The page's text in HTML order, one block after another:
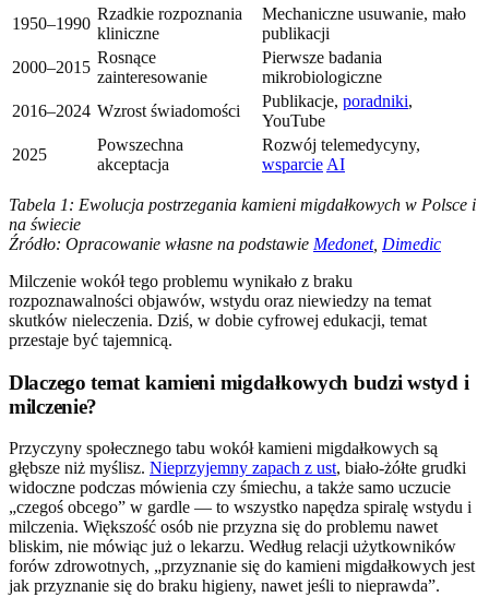
1950–1990
Rzadkie rozpoznania
kliniczne
Mechaniczne usuwanie, mało
publikacji
2000–2015
Rosnące
zainteresowanie
Pierwsze badania
mikrobiologiczne
2016–2024 Wzrost świadomości
Publikacje, poradniki,
YouTube
2025
Powszechna
akceptacja
Rozwój telemedycyny,
wsparcie AI
Tabela 1: Ewolucja postrzegania kamieni migdałkowych w Polsce i
na świecie
Źródło: Opracowanie własne na podstawie Medonet, Dimedic
Milczenie wokół tego problemu wynikało z braku
rozpoznawalności objawów, wstydu oraz niewiedzy na temat
skutków nieleczenia. Dziś, w dobie cyfrowej edukacji, temat
przestaje być tajemnicą.
Dlaczego temat kamieni migdałkowych budzi wstyd i
milczenie?
Przyczyny społecznego tabu wokół kamieni migdałkowych są
głębsze niż myślisz. Nieprzyjemny zapach z ust, biało-żółte grudki
widoczne podczas mówienia czy śmiechu, a także samo uczucie
„czegoś obcego” w gardle — to wszystko napędza spiralę wstydu i
milczenia. Większość osób nie przyzna się do problemu nawet
bliskim, nie mówiąc już o lekarzu. Według relacji użytkowników
forów zdrowotnych, „przyznanie się do kamieni migdałkowych jest
jak przyznanie się do braku higieny, nawet jeśli to nieprawda”.